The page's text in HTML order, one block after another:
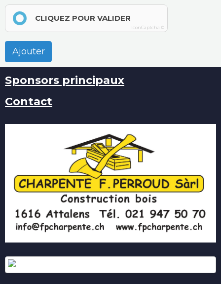
CLIQUEZ POUR VALIDER
IconCaptcha ©
Ajouter
Sponsors principaux
Contact